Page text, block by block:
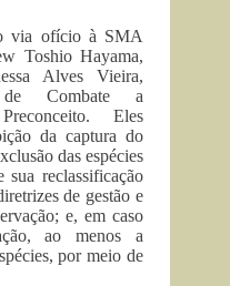
via ofício à SMA
Toshio Hayama,
Alves Vieira,
de Combate a
Eles
da captura do
das espécies
sua reclassificação
de gestão e
e, em caso
ao menos a
por meio de